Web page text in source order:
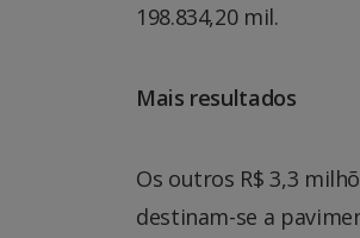
198.834,20 mil.
Mais resultados
Os outros R$ 3,3
destinam-se a